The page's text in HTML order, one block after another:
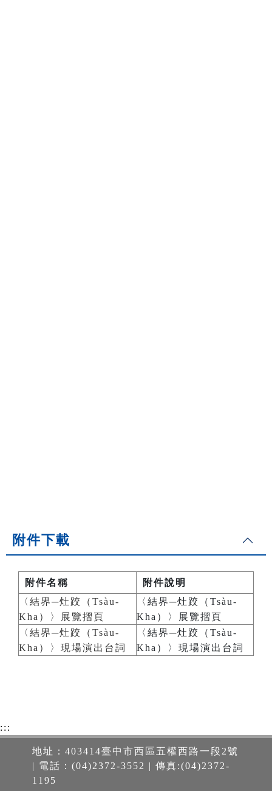
附件下載
附件名稱
附件說明
〈結界─灶跤（Tsàu-
Kha）〉展覽摺頁
〈結界─灶跤（Tsàu-
Kha）〉展覽摺頁
〈結界─灶跤（Tsàu-
Kha）〉現場演出台詞
〈結界─灶跤（Tsàu-
Kha）〉現場演出台詞
:::
地址：403414臺中市西區五權西路一段2號
| 電話：(04)2372-3552 | 傳真:(04)2372-
1195